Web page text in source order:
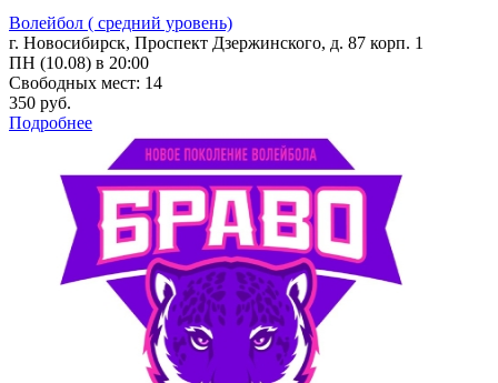
Волейбол ( средний уровень)
г. Новосибирск, Проспект Дзержинского, д. 87 корп. 1
ПН (10.08) в 20:00
Свободных мест: 14
350 руб.
Подробнее